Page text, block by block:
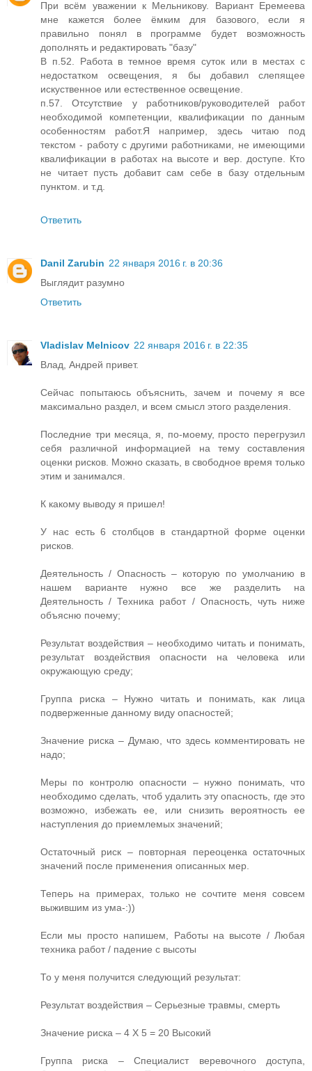
При всём уважении к Мельникову. Вариант Еремеева
мне кажется более ёмким для базового, если я
правильно понял в программе будет возможность
дополнять и редактировать "базу"
В п.52. Работа в темное время суток или в местах с
недостатком освещения, я бы добавил слепящее
искуственное или естественное освещение.
п.57. Отсутствие у работников/руководителей работ
необходимой компетенции, квалификации по данным
особенностям работ.Я например, здесь читаю под
текстом - работу с другими работниками, не имеющими
квалификации в работах на высоте и вер. доступе. Кто
не читает пусть добавит сам себе в базу отдельным
пунктом. и т.д.
Ответить
Danil Zarubin 22 января 2016 г. в 20:36
Выглядит разумно
Ответить
Vladislav Melnicov 22 января 2016 г. в 22:35
Влад, Андрей привет.
Сейчас попытаюсь объяснить, зачем и почему я все
максимально раздел, и всем смысл этого разделения.
Последние три месяца, я, по-моему, просто перегрузил
себя различной информацией на тему составления
оценки рисков. Можно сказать, в свободное время только
этим и занимался.
К какому выводу я пришел!
У нас есть 6 столбцов в стандартной форме оценки
рисков.
Деятельность / Опасность – которую по умолчанию в
нашем варианте нужно все же разделить на
Деятельность / Техника работ / Опасность, чуть ниже
объясню почему;
Результат воздействия – необходимо читать и понимать,
результат воздействия опасности на человека или
окружающую среду;
Группа риска – Нужно читать и понимать, как лица
подверженные данному виду опасностей;
Значение риска – Думаю, что здесь комментировать не
надо;
Меры по контролю опасности – нужно понимать, что
необходимо сделать, чтоб удалить эту опасность, где это
возможно, избежать ее, или снизить вероятность ее
наступления до приемлемых значений;
Остаточный риск – повторная переоценка остаточных
значений после применения описанных мер.
Теперь на примерах, только не сочтите меня совсем
выжившим из ума-:))
Если мы просто напишем, Работы на высоте / Любая
техника работ / падение с высоты
То у меня получится следующий результат:
Результат воздействия – Серьезные травмы, смерть
Значение риска – 4 Х 5 = 20 Высокий
Группа риска – Специалист веревочного доступа,